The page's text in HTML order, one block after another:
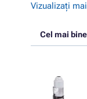
Vizualizați
Cel mai